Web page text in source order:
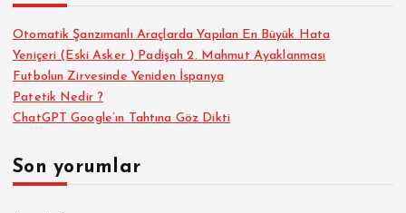
Otomatik Şanzımanlı Araçlarda Yapılan En Büyük Hata
Yeniçeri (Eski Asker ) Padişah 2. Mahmut Ayaklanması
Futbolun Zirvesinde Yeniden İspanya
Patetik Nedir ?
ChatGPT Google’ın Tahtına Göz Dikti
Son yorumlar